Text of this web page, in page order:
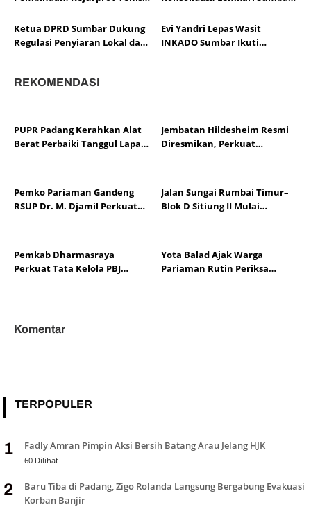
Atlet Berprestasi
2026
Ketua DPRD Sumbar Dukung
Regulasi Penyiaran Lokal dan
Evi Yandri Lepas Wasit
INKADO Sumbar Ikuti
REKOMENDASI
PUPR Padang Kerahkan Alat
Berat Perbaiki Tanggul Lapau
Jembatan Hildesheim Resmi
Diresmikan, Perkuat
Pemko Pariaman Gandeng
RSUP Dr. M. Djamil Perkuat
Jalan Sungai Rumbai Timur–
Blok D Sitiung II Mulai
Pemkab Dharmasraya
Perkuat Tata Kelola PBJ
Yota Balad Ajak Warga
Pariaman Rutin Periksa
Komentar
TERPOPULER
1 Fadly Amran Pimpin Aksi Bersih Batang Arau Jelang HJK
60 Dilihat
2
Baru Tiba di Padang, Zigo Rolanda Langsung Bergabung Evakuasi
Korban Banjir